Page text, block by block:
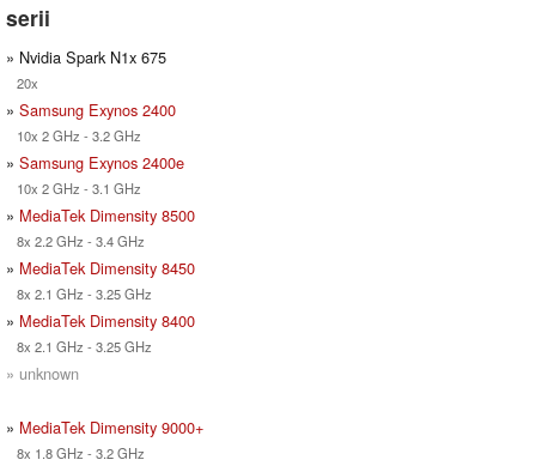
serii
» Nvidia Spark N1x 675
20x
» Samsung Exynos 2400
10x 2 GHz - 3.2 GHz
» Samsung Exynos 2400e
10x 2 GHz - 3.1 GHz
» MediaTek Dimensity 8500
8x 2.2 GHz - 3.4 GHz
» MediaTek Dimensity 8450
8x 2.1 GHz - 3.25 GHz
» MediaTek Dimensity 8400
8x 2.1 GHz - 3.25 GHz
» unknown
» MediaTek Dimensity 9000+
8x 1.8 GHz - 3.2 GHz